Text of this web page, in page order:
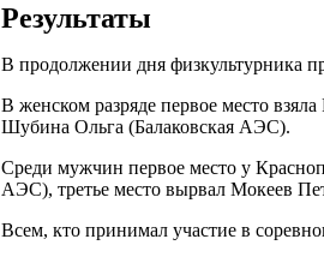
Результаты
В продолжении дня физкультурника
В женском разряде первое место
Шубина Ольга (Балаковская АЭС).
Среди мужчин первое место у
АЭС), третье место вырвал Мокеев
Всем, кто принимал участие в